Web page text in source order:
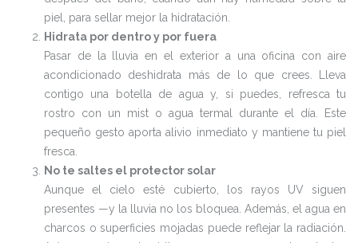
piel, para sellar mejor la hidratación.
Hidrata por dentro y por fuera
Pasar de la lluvia en el exterior a una oficina con aire
acondicionado deshidrata más de lo que crees. Lleva
contigo una botella de agua y, si puedes, refresca tu
rostro con un mist o agua termal durante el día. Este
pequeño gesto aporta alivio inmediato y mantiene tu piel
fresca.
No te saltes el protector solar
Aunque el cielo esté cubierto, los rayos UV siguen
presentes —y la lluvia no los bloquea. Además, el agua en
charcos o superficies mojadas puede reflejar la radiación.